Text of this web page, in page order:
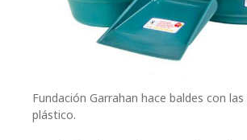
Fundación Garrahan hace baldes con
plástico.